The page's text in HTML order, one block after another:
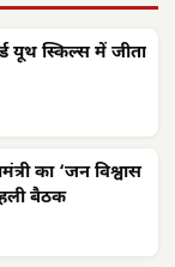
यूथ स्किल्स में जीता
का ‘जन विश्वास
बैठक